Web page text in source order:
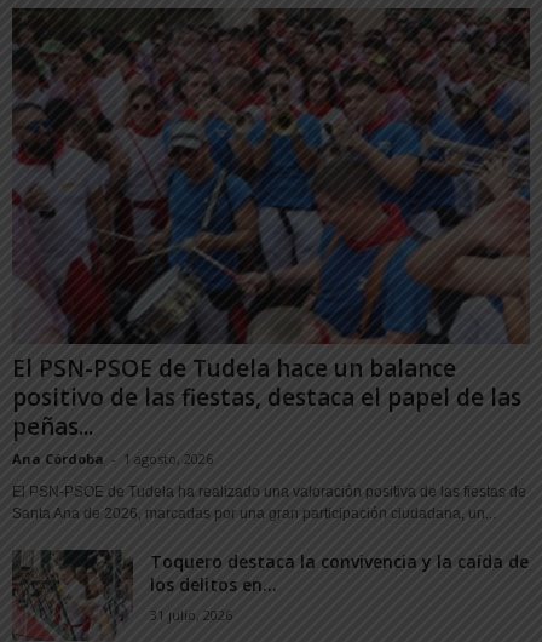
El PSN-PSOE de Tudela hace un balance
positivo de las fiestas, destaca el papel de las
peñas...
Ana Córdoba - 1 agosto, 2026
El PSN-PSOE de Tudela ha realizado una valoración positiva de las fiestas de
Santa Ana de 2026, marcadas por una gran participación ciudadana, un...
Toquero destaca la convivencia y la caída de
los delitos en...
31 julio, 2026